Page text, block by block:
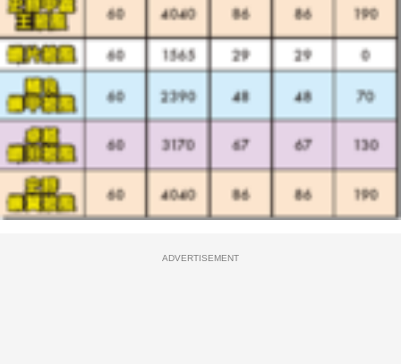
ADVERTISEMENT